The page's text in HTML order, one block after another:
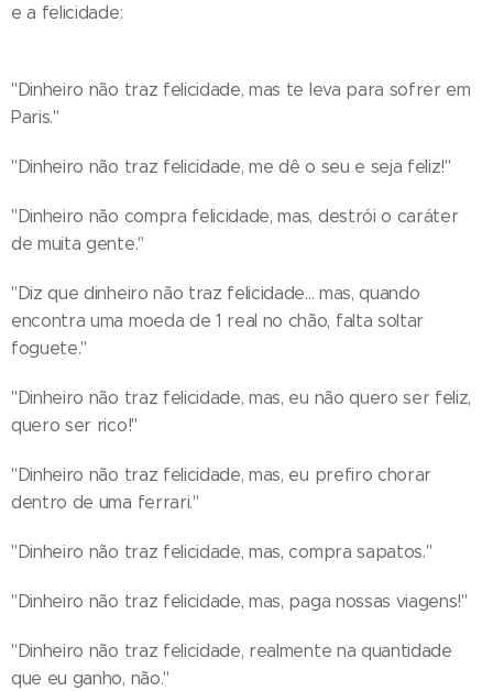
e a felicidade:
"Dinheiro não traz felicidade, mas te leva para sofrer em
Paris."
"Dinheiro não traz felicidade, me dê o seu e seja feliz!"
"Dinheiro não compra felicidade, mas, destrói o caráter
de muita gente."
"Diz que dinheiro não traz felicidade... mas, quando
encontra uma moeda de 1 real no chão, falta soltar
foguete."
"Dinheiro não traz felicidade, mas, eu não quero ser feliz,
quero ser rico!"
"Dinheiro não traz felicidade, mas, eu prefiro chorar
dentro de uma ferrari."
"Dinheiro não traz felicidade, mas, compra sapatos."
"Dinheiro não traz felicidade, mas, paga nossas viagens!"
"Dinheiro não traz felicidade, realmente na quantidade
que eu ganho, não."